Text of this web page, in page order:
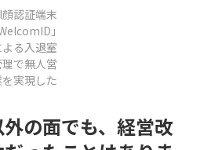
認証端末
WelcomID」
よる入退室
で無人営
実現した
の面でも、経営改